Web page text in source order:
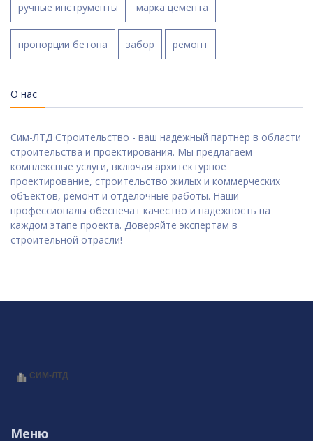
ручные инструменты марка цемента
пропорции бетона забор ремонт
О нас
Сим-ЛТД Строительство - ваш надежный партнер в области
строительства и проектирования. Мы предлагаем
комплексные услуги, включая архитектурное
проектирование, строительство жилых и коммерческих
объектов, ремонт и отделочные работы. Наши
профессионалы обеспечат качество и надежность на
каждом этапе проекта. Доверяйте экспертам в
строительной отрасли!
Меню